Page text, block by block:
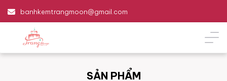
banhkemtrangmoon@gmail.com
SẢN PHẨM